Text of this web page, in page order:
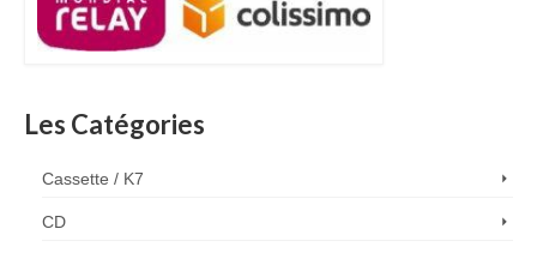
Les Catégories
Cassette / K7
CD